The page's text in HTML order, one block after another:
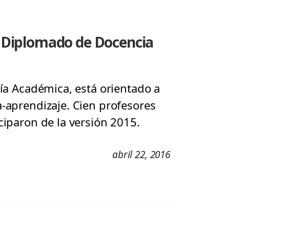
de Docencia
Académica, está orientado a
Cien profesores
de la versión 2015.
abril 22, 2016